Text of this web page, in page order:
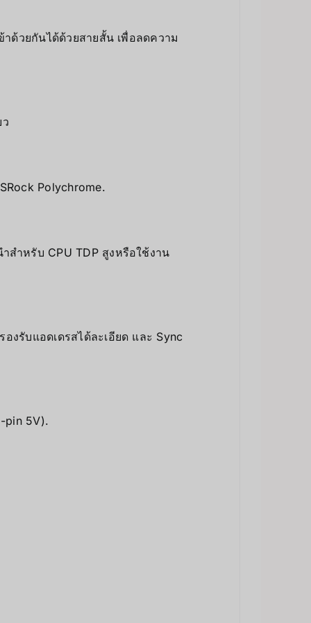
ด้วยกันได้ด้วยสายสั้น เพื่อลดความ
Polychrome.
สำหรับ CPU TDP สูงหรือใช้งาน
รับแอดเดรสได้ละเอียด และ Sync
pin 5V).